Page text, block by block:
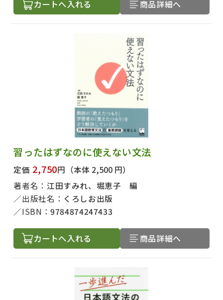
カートへ入れる 商品詳細へ
習ったはずなのに使えない文法
定価 2,750円 （本体 2,500 円）
著者名： 江田すみれ、堀恵子 編
出版社名： くろしお出版
ISBN：9784874247433
カートへ入れる 商品詳細へ